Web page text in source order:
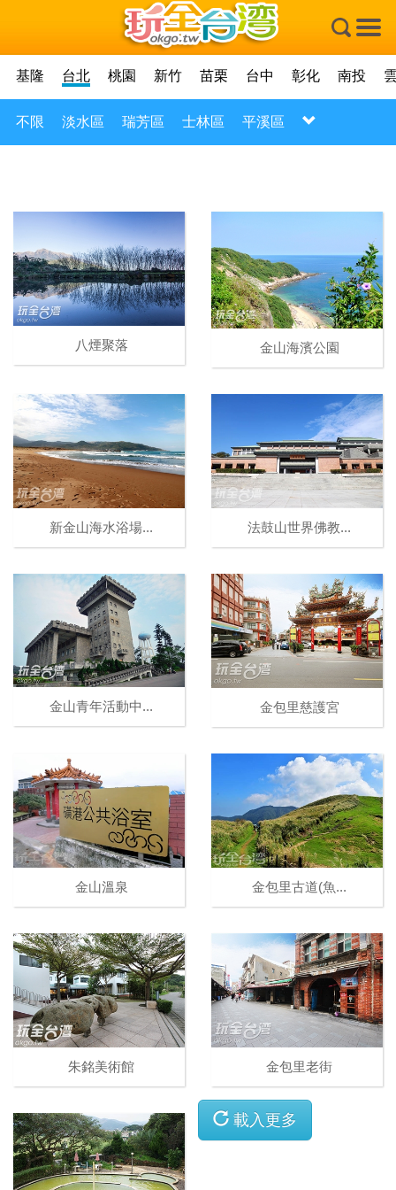
×
基隆 台北 桃園 新竹 苗栗 台中 彰化 南投
不限 淡水區 瑞芳區 士林區 平溪區
八煙聚落 金山海濱公園
新金山海水浴場... 法鼓山世界佛教...
金山青年活動中... 金包里慈護宮
金山溫泉 金包里古道(魚...
朱銘美術館 金包里老街
載入更多